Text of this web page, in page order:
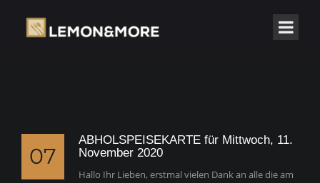
07
ABHOLSPEISEKARTE für Mittwoch, 11.
November 2020
Hallo Ihr Lieben, erstmal vielen Dank an alle die am